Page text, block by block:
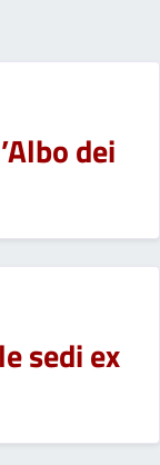
dei
sedi ex